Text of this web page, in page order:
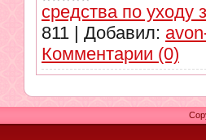
средства по уходу
811 | Добавил:
Комментарии (0)